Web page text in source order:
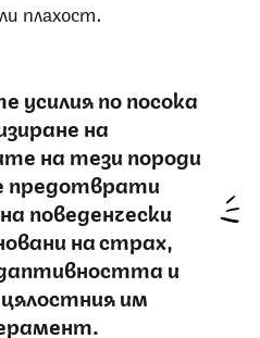
плахост.
усилия по посока
на
на тези породи
предотврати
поведенчески
на страх,
и
им